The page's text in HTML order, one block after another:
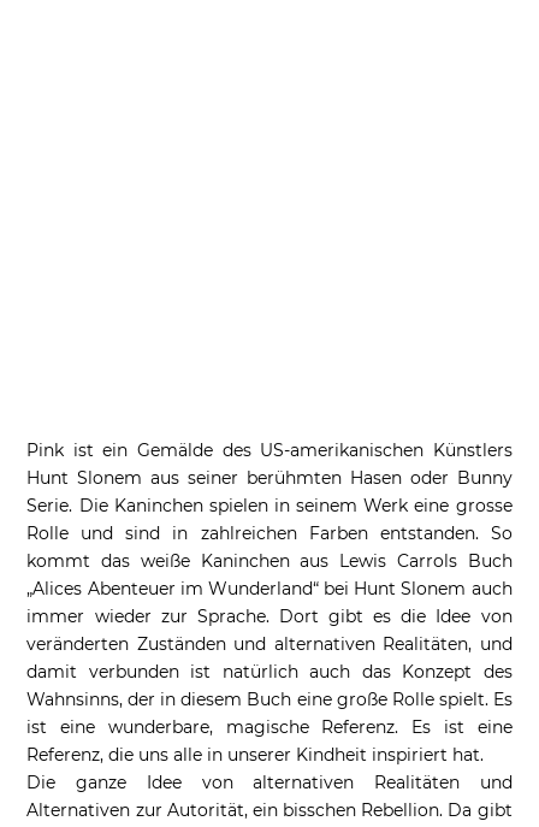
Pink ist ein Gemälde des US-amerikanischen Künstlers
Hunt Slonem aus seiner berühmten Hasen oder Bunny
Serie. Die Kaninchen spielen in seinem Werk eine grosse
Rolle und sind in zahlreichen Farben entstanden. So
kommt das weiße Kaninchen aus Lewis Carrols Buch
„Alices Abenteuer im Wunderland“ bei Hunt Slonem auch
immer wieder zur Sprache. Dort gibt es die Idee von
veränderten Zuständen und alternativen Realitäten, und
damit verbunden ist natürlich auch das Konzept des
Wahnsinns, der in diesem Buch eine große Rolle spielt. Es
ist eine wunderbare, magische Referenz. Es ist eine
Referenz, die uns alle in unserer Kindheit inspiriert hat.
Die ganze Idee von alternativen Realitäten und
Alternativen zur Autorität, ein bisschen Rebellion. Da gibt